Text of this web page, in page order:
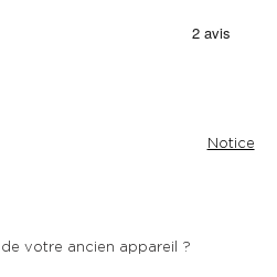
Notice
votre ancien appareil ?